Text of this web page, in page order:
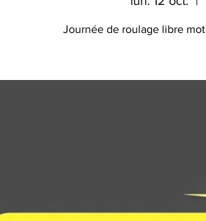
Journée de roulage libre